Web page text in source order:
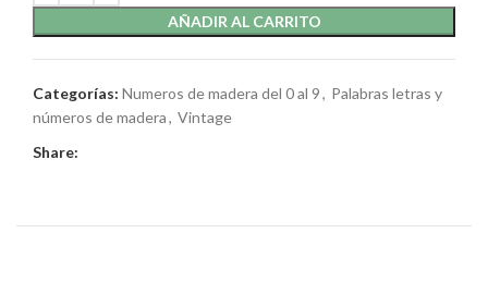
AÑADIR AL CARRITO
Categorías: Numeros de madera del 0 al 9, Palabras letras y
números de madera, Vintage
Share: